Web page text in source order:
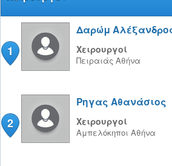
1
Δαρώμ
Χειρουργοί
Πειραιάς Αθήνα
2
Ρηγας Αθανάσιος
Χειρουργοί
Αμπελόκηποι Αθήνα